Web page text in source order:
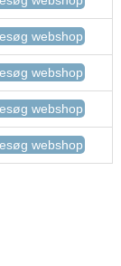
webshop
webshop
webshop
webshop